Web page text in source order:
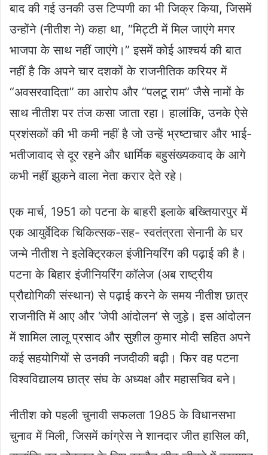
बाद की गई उनकी उस टिप्पणी का भी जिक्र किया, जिसमें
उन्होंने (नीतीश ने) कहा था, “मिट्टी में मिल जाएंगे मगर
भाजपा के साथ नहीं जाएंगे।” इसमें कोई आश्चर्य की बात
नहीं है कि अपने चार दशकों के राजनीतिक करियर में
“अवसरवादिता” का आरोप और “पलटू राम” जैसे नामों के
साथ नीतीश पर तंज कसा जाता रहा। हालांकि, उनके ऐसे
प्रशंसकों की भी कमी नहीं है जो उन्हें भ्रष्टाचार और भाई-
भतीजावाद से दूर रहने और धार्मिक बहुसंख्यकवाद के आगे
कभी नहीं झुकने वाला नेता करार देते रहे।
एक मार्च, 1951 को पटना के बाहरी इलाके बख्तियारपुर में
एक आयुर्वेदिक चिकित्सक-सह- स्वतंत्रता सेनानी के घर
जन्मे नीतीश ने इलेक्ट्रिकल इंजीनियरिंग की पढ़ाई की है।
पटना के बिहार इंजीनियरिंग कॉलेज (अब राष्ट्रीय
प्रौद्योगिकी संस्थान) से पढ़ाई करने के समय नीतीश छात्र
राजनीति में आए और ‘जेपी आंदोलन’ से जुड़े। इस आंदोलन
में शामिल लालू प्रसाद और सुशील कुमार मोदी सहित अपने
कई सहयोगियों से उनकी नजदीकी बढ़ी। फिर वह पटना
विश्वविद्यालय छात्र संघ के अध्यक्ष और महासचिव बने।
नीतीश को पहली चुनावी सफलता 1985 के विधानसभा
चुनाव में मिली, जिसमें कांग्रेस ने शानदार जीत हासिल की,